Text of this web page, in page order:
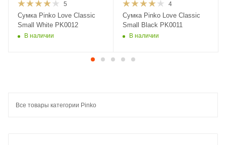
5
Сумка Pinko Love Classic
Small White PK0012
В наличии
4
Сумка Pinko Love Classic
Small Black PK0011
В наличии
Все товары категории Pinko